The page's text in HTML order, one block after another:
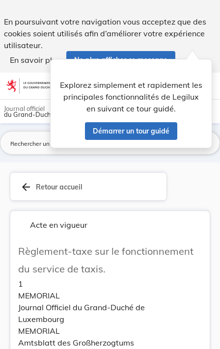
En poursuivant votre navigation vous acceptez que des
cookies soient utilisés afin d’améliorer votre expérience
utilisateur.
En savoir plus
Ne plus afficher ce message
Aller au contenu account_circle help Aide
Explorez simplement et rapidement les
principales fonctionnalités de Legilux
en suivant ce tour guidé.
Démarrer un tour guidé
light_mode dark_mode
Journal officiel
du Grand-Duché de Luxembourg
arrow_back Retour accueil
Acte en vigueur
Règlement-taxe sur le fonctionnement
du service de taxis.
1
MEMORIAL
Journal Officiel du Grand-Duché de
Luxembourg
MEMORIAL
Amtsblatt des Großherzogtums